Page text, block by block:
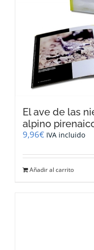
El ave de las
alpino
9,96€ IVA incluido
Añadir al carrito